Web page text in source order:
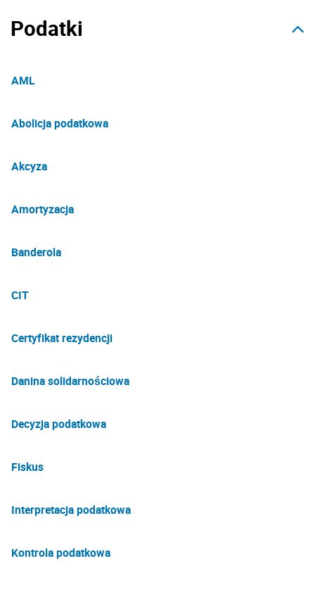
Podatki
AML
Abolicja podatkowa
Akcyza
Amortyzacja
Banderola
CIT
Certyfikat rezydencji
Danina solidarnościowa
Decyzja podatkowa
Fiskus
Interpretacja podatkowa
Kontrola podatkowa